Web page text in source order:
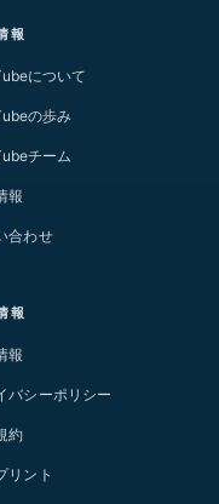
報
について
の歩み
チーム
報
合わせ
報
報
バシーポリシー
約
リント